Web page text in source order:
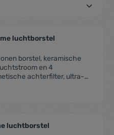
luchtborstel
borstel, keramische
en 4
achterfilter, ultra-
salonlengte
luchtborstel